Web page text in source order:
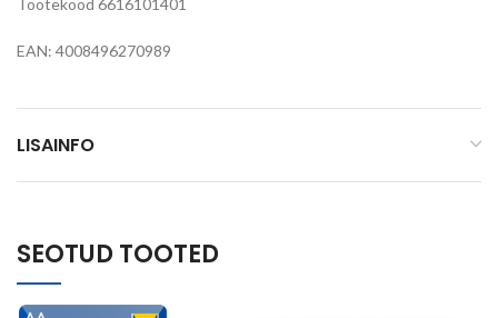
Tootekood 6616101401
EAN: 4008496270989
LISAINFO
SEOTUD TOOTED